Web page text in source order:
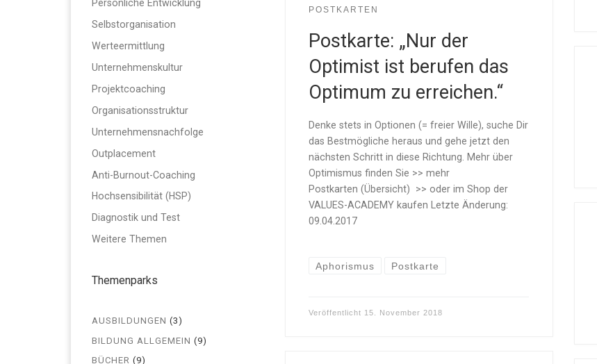
POSTKARTEN
Postkarte: „Nur der
Optimist ist berufen das
Optimum zu erreichen.“
Denke stets in Optionen (= freier Wille), suche Dir
das Bestmögliche heraus und gehe jetzt den
nächsten Schritt in diese Richtung. Mehr über
Optimismus finden Sie >> mehr
Postkarten (Übersicht) >> oder im Shop der
VALUES-ACADEMY kaufen Letzte Änderung:
09.04.2017
Aphorismus Postkarte
Veröffentlicht 15. November 2018
Persönliche Entwicklung
Selbstorganisation
Werteermittlung
Unternehmenskultur
Projektcoaching
Organisationsstruktur
Unternehmensnachfolge
Outplacement
Anti-Burnout-Coaching
Hochsensibilität (HSP)
Diagnostik und Test
Weitere Themen
Themenparks
AUSBILDUNGEN (3)
BILDUNG ALLGEMEIN (9)
BÜCHER (9)